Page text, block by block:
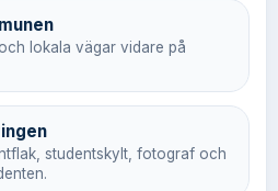
lokala vägar vidare på
studentskylt, fotograf och